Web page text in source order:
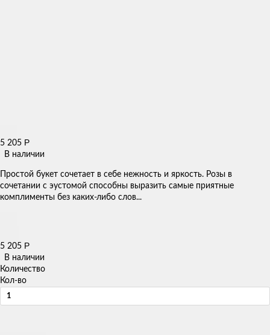
5 205 Р
В наличии
Простой букет сочетает в себе нежность и яркость. Розы в
сочетании с эустомой способны выразить самые приятные
комплименты без каких-либо слов...
5 205 Р
В наличии
Количество
Кол-во